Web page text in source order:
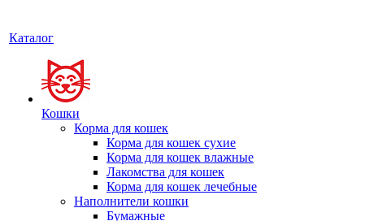
Каталог
Кошки
Корма для кошек
Корма для кошек сухие
Корма для кошек влажные
Лакомства для кошек
Корма для кошек лечебные
Наполнители кошки
Бумажные